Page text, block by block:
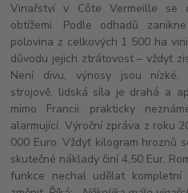
Vinařství v Côte Vermeille se
obtížemi. Podle odhadů
polovina z celkových 1 500 ha
důvodu jejich ztrátovost – vždyť
Není divu, výnosy jsou nízké,
strojově, lidská síla je drahá a
mimo Francii prakticky
alarmující. Výroční zpráva z roku
000 Euro. Vždyť kilogram hroznů
skutečné náklady činí 4,50 Eur.
funkce nechal udělat